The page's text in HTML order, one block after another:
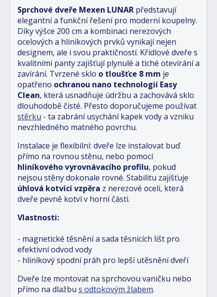
Sprchové dveře Mexen LUNAR představují
elegantní a funkční řešení pro moderní koupelny.
Díky výšce 200 cm a kombinaci nerezových
ocelových a hliníkových prvků vynikají nejen
designem, ale i svou praktičností. Křídlové dveře s
kvalitními panty zajišťují plynulé a tiché otevírání a
zavírání. Tvrzené sklo o tloušťce 8 mm je
opatřeno ochranou nano technologií Easy
Clean, která usnadňuje údržbu a zachovává sklo
dlouhodobě čisté. Přesto doporučujeme používat
stěrku - ta zabrání usychání kapek vody a vzniku
nevzhledného matného povrchu.
Instalace je flexibilní: dveře lze instalovat buď
přímo na rovnou stěnu, nebo pomocí
hliníkového vyrovnávacího profilu, pokud
nejsou stěny dokonale rovné. Stabilitu zajišťuje
úhlová kotvící vzpěra z nerezové oceli, která
dveře pevně kotví v horní části.
Vlastnosti:
- magnetické těsnění a sada těsnících lišt pro
efektivní odvod vody
- hliníkový spodní práh pro lepší utěsnění dveří
Dveře lze montovat na sprchovou vaničku nebo
přímo na dlažbu s odtokovým žlabem.